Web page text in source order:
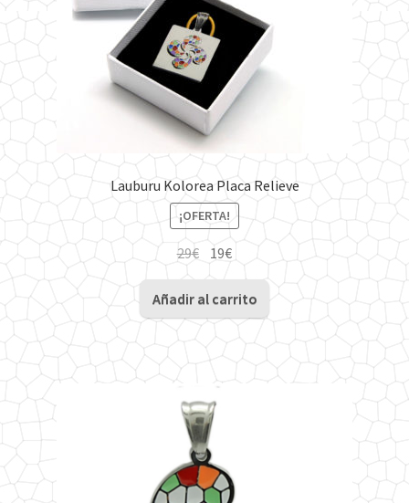
Lauburu Kolorea Placa Relieve
¡OFERTA!
29€ El
precio
original
era:
29€.
19€El
precio
actual
es:
19€.
Añadir al carrito